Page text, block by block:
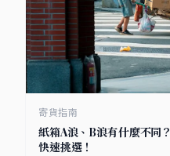
寄貨指南
紙箱A浪、B浪有什麼不同
快速挑選！